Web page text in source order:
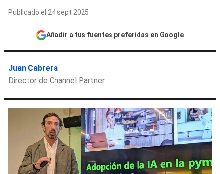
Publicado el 24 sept 2025
Añadir a tus fuentes preferidas en Google
Juan Cabrera
Director de Channel Partner